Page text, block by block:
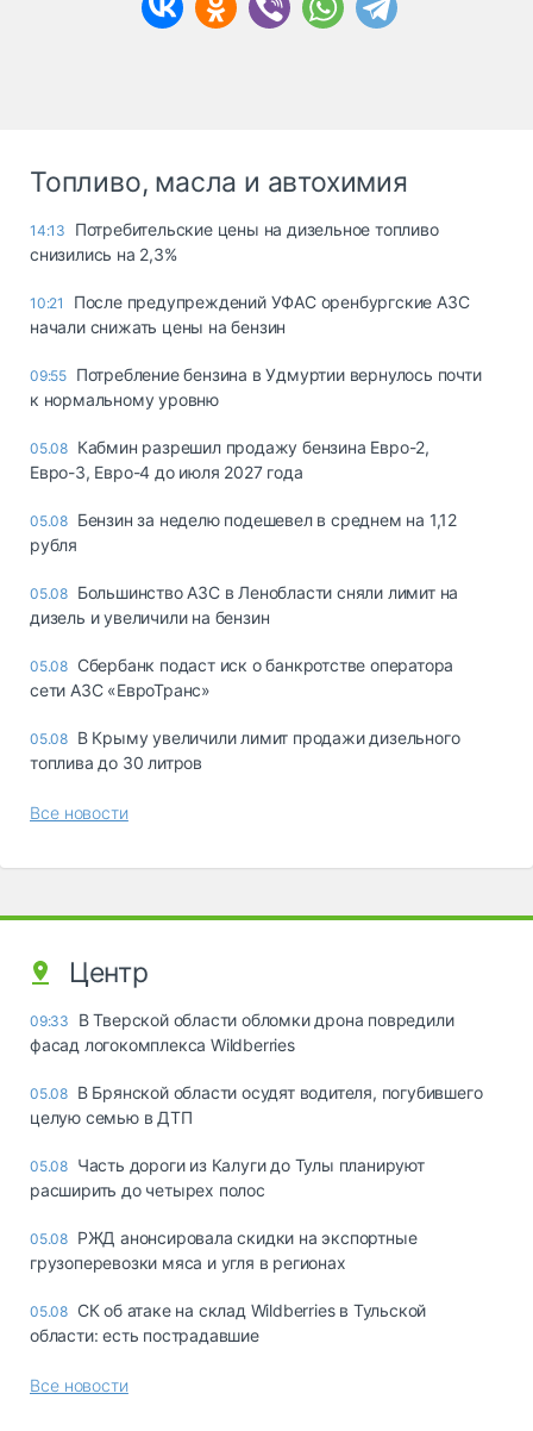
Топливо, масла и автохимия
14:13
Потребительские цены на дизельное топливо
снизились на 2,3%
10:21
После предупреждений УФАС оренбургские АЗС
начали снижать цены на бензин
09:55 Потребление бензина в Удмуртии вернулось почти
к нормальному уровню
05.08 Кабмин разрешил продажу бензина Евро-2,
Евро-3, Евро-4 до июля 2027 года
05.08 Бензин за неделю подешевел в среднем на 1,12
рубля
05.08 Большинство АЗС в Ленобласти сняли лимит на
дизель и увеличили на бензин
05.08 Сбербанк подаст иск о банкротстве оператора
сети АЗС «ЕвроТранс»
05.08 В Крыму увеличили лимит продажи дизельного
топлива до 30 литров
Все новости
Центр
09:33
В Тверской области обломки дрона повредили
фасад логокомплекса Wildberries
05.08 В Брянской области осудят водителя, погубившего
целую семью в ДТП
05.08 Часть дороги из Калуги до Тулы планируют
расширить до четырех полос
05.08 РЖД анонсировала скидки на экспортные
грузоперевозки мяса и угля в регионах
05.08 СК об атаке на склад Wildberries в Тульской
области: есть пострадавшие
Все новости